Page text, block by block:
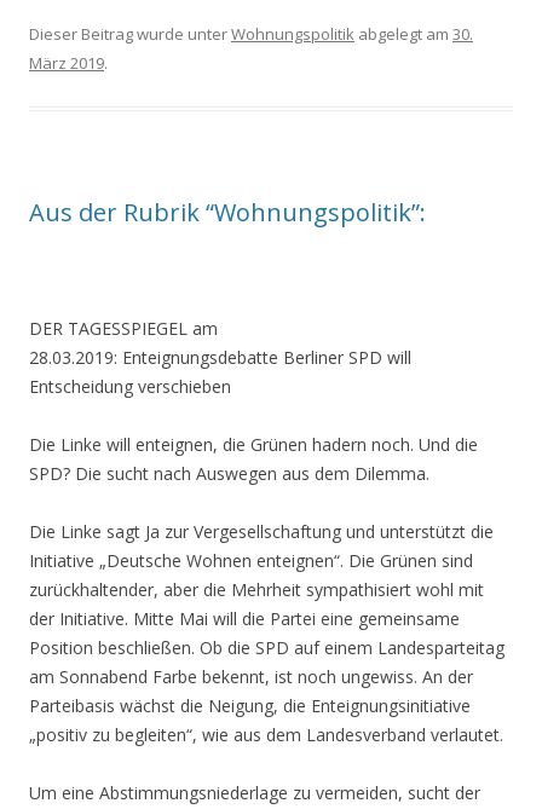
Dieser Beitrag wurde unterWohnungspolitik abgelegt am 30.
März 2019.
Aus der Rubrik “Wohnungspolitik”:
DER TAGESSPIEGEL am
28.03.2019: Enteignungsdebatte Berliner SPD will
Entscheidung verschieben
Die Linke will enteignen, die Grünen hadern noch. Und die
SPD? Die sucht nach Auswegen aus dem Dilemma.
Die Linke sagt Ja zur Vergesellschaftung und unterstützt die
Initiative „Deutsche Wohnen enteignen“. Die Grünen sind
zurückhaltender, aber die Mehrheit sympathisiert wohl mit
der Initiative. Mitte Mai will die Partei eine gemeinsame
Position beschließen. Ob die SPD auf einem Landesparteitag
am Sonnabend Farbe bekennt, ist noch ungewiss. An der
Parteibasis wächst die Neigung, die Enteignungsinitiative
„positiv zu begleiten“, wie aus dem Landesverband verlautet.
Um eine Abstimmungsniederlage zu vermeiden, sucht der